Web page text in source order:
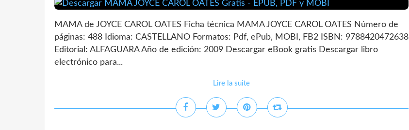
MAMA de JOYCE CAROL OATES Ficha técnica MAMA JOYCE CAROL OATES Número de
páginas: 488 Idioma: CASTELLANO Formatos: Pdf, ePub, MOBI, FB2 ISBN: 9788420472638
Editorial: ALFAGUARA Año de edición: 2009 Descargar eBook gratis Descargar libro
electrónico para...
Lire la suite